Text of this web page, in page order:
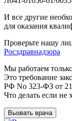
И все другие
для оказания
Проверьте нашу
Росздравнадзора
Мы работаем
Это требование
РФ No 323-ФЗ от
Что делать если не
Вызвать врача